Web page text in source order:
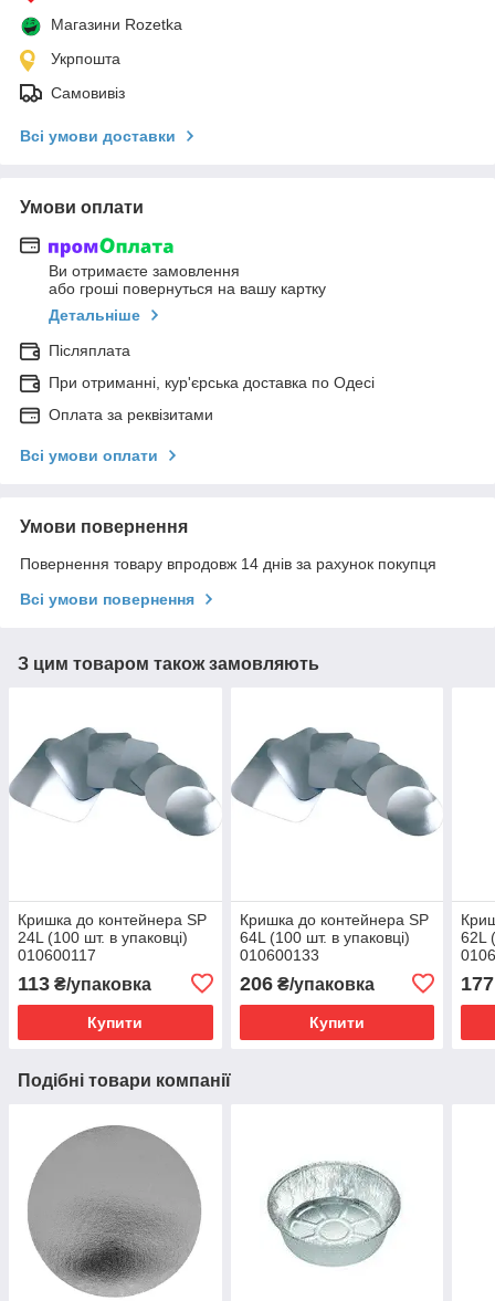
Магазини Rozetka
Укрпошта
Самовивіз
Всі умови доставки
Умови оплати
Ви отримаєте замовлення
або гроші повернуться на вашу картку
Детальніше
Післяплата
При отриманні, кур'єрська доставка по Одесі
Оплата за реквізитами
Всі умови оплати
Умови повернення
Повернення товару впродовж 14 днів за рахунок покупця
Всі умови повернення
З цим товаром також замовляють
Кришка до контейнера SP
24L (100 шт. в упаковці)
010600117
113 ₴/упаковка
Купити
Кришка до контейнера SP
64L (100 шт. в упаковці)
010600133
206₴/упаковка
Купити
62L
177
Подібні товари компанії